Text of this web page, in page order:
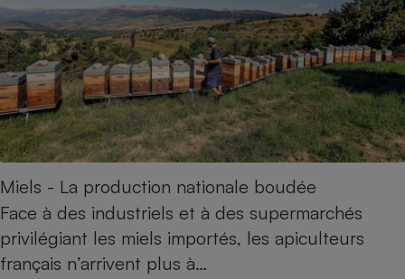
Miels - La production nationale boudée
Face à des industriels et à des supermarchés
privilégiant les miels importés, les apiculteurs
français n’arrivent plus à…